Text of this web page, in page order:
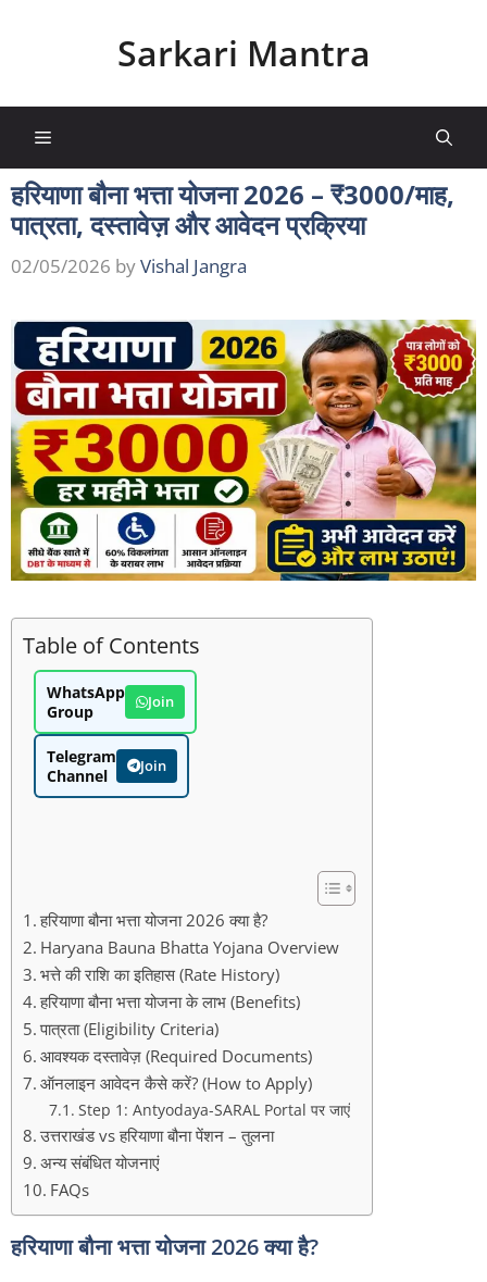
Sarkari Mantra
Menu
हरियाणा बौना भत्ता योजना 2026 – ₹3000/माह,
पात्रता, दस्तावेज़ और आवेदन प्रक्रिया
02/05/2026 byVishal Jangra
Table of Contents
WhatsApp
Group
Join
Telegram
Channel
Join
हरियाणा बौना भत्ता योजना 2026 क्या है?
Haryana Bauna Bhatta Yojana Overview
भत्ते की राशि का इतिहास (Rate History)
हरियाणा बौना भत्ता योजना के लाभ (Benefits)
पात्रता (Eligibility Criteria)
आवश्यक दस्तावेज़ (Required Documents)
ऑनलाइन आवेदन कैसे करें? (How to Apply)
Step 1: Antyodaya-SARAL Portal पर जाएं
उत्तराखंड vs हरियाणा बौना पेंशन – तुलना
अन्य संबंधित योजनाएं
FAQs
हरियाणा बौना भत्ता योजना 2026 क्या है?